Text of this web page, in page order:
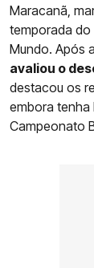
Maracanã,
temporada do
Mundo. Após
avaliou o
destacou os
embora
Campeonato